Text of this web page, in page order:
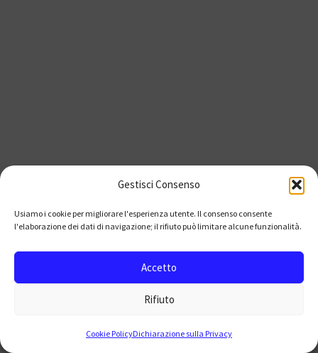
Gestisci Consenso
Usiamo i cookie per migliorare l'esperienza utente. Il consenso consente
l'elaborazione dei dati di navigazione; il rifiuto può limitare alcune funzionalità.
Accetto
Rifiuto
Cookie PolicyDichiarazione sulla Privacy